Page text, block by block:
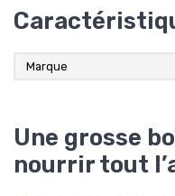
Marque
Une grosse
nourrir tout